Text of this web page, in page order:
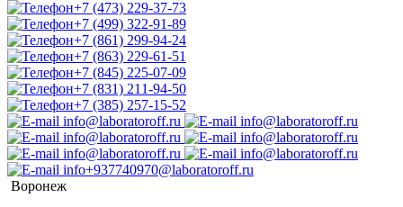
+7 (473) 229-37-73
+7 (499) 322-91-89
+7 (861) 299-94-24
+7 (863) 229-61-51
+7 (845) 225-07-09
+7 (831) 211-94-50
+7 (385) 257-15-52
info@laboratoroff.ru
info@laboratoroff.ru
info@laboratoroff.ru
info@laboratoroff.ru
info@laboratoroff.ru
info@laboratoroff.ru
info+937740970@laboratoroff.ru
Воронеж